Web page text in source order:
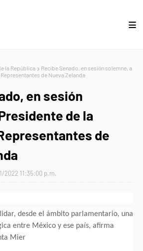
la República
Recibe Senado, en sesión solemne, a
de Nueva Zelanda
en sesión
de la
de
2022 11:35:00 p.m.
desde el ámbito parlamentario, una
entre México y ese país, afirma
Mier